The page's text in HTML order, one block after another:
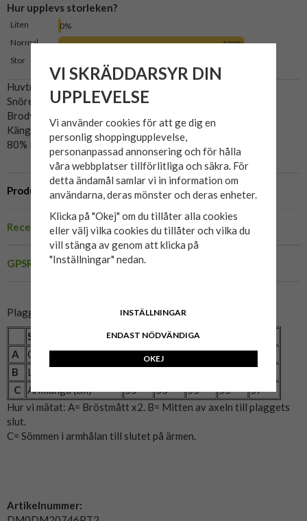
Hur upplevs storleken?
Liten
0%
Normal
100%
Stor
Produktbeskrivning
Recensioner
GPSR
Huvtröja från Tommy Jeans
Snören i huvan.
Brodyr över bröstet.
Kängruficka.
80% Regenerativ bomull, 20% återvunnen polyester.
Plaggets mått:
Storlek
2XL 3XL 4XL
A
Omkrets (cm) 144 150 156 168
174
B
Längd (cm)
C Armlängd (cm) 55 55 55 55
57
Hur vi mätat: A= Bröstmått x2. B= Mitten av axeln till plaggets
slut.
C= Sömmen i armhålan till slutet på ärmen.
Artikelnummer:
VI SKRÄDDARSYR DIN
UPPLEVELSE
Vi använder cookies för att ge dig en
personlig shoppingupplevelse,
personanpassad annonsering och för hålla
våra webbplatser tillförlitliga och säkra. För
detta ändamål samlar vi in information om
användarna, deras mönster och deras enheter.
Klicka på "Okej" om du tillåter alla cookies
eller välj vilka cookies du tillåter och vilka du
vill stänga av genom att klicka på
"Inställningar" nedan.
INSTÄLLNINGAR
ENDAST NÖDVÄNDIGA
OKEJ